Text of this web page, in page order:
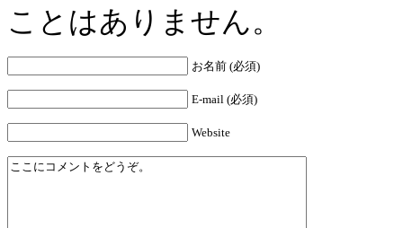
ことはありません。
お名前 (必須)
E-mail (必須)
Website